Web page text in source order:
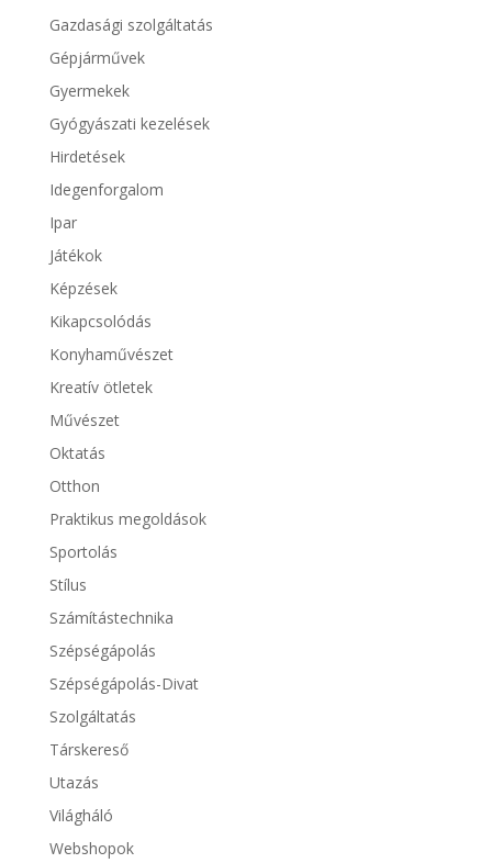
Gazdasági szolgáltatás
Gépjárművek
Gyermekek
Gyógyászati kezelések
Hirdetések
Idegenforgalom
Ipar
Játékok
Képzések
Kikapcsolódás
Konyhaművészet
Kreatív ötletek
Művészet
Oktatás
Otthon
Praktikus megoldások
Sportolás
Stílus
Számítástechnika
Szépségápolás
Szépségápolás-Divat
Szolgáltatás
Társkereső
Utazás
Világháló
Webshopok